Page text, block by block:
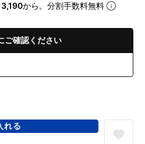
3,190から。分割手数料無料
ご確認ください
れる